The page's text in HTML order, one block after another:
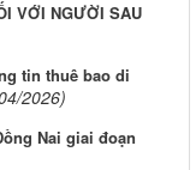
VỚI NGƯỜI SAU
tin thuê bao di
2026)
Nai giai đoạn